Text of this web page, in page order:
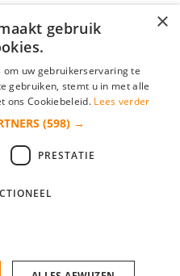
×
gebruik
om uw gebruikerservaring te
gebruiken, stemt u in met alle
ons Cookiebeleid. Lees verder
(598) →
PRESTATIE